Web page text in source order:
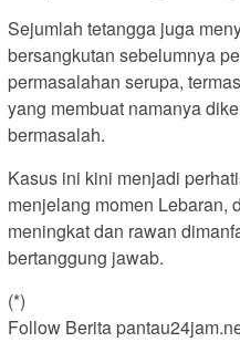
Sejumlah tetangga juga
bersangkutan sebelumnya
permasalahan serupa,
yang membuat namanya
bermasalah.
Kasus ini kini menjadi
menjelang momen Lebaran,
meningkat dan rawan
bertanggung jawab.
(*)
Follow Berita